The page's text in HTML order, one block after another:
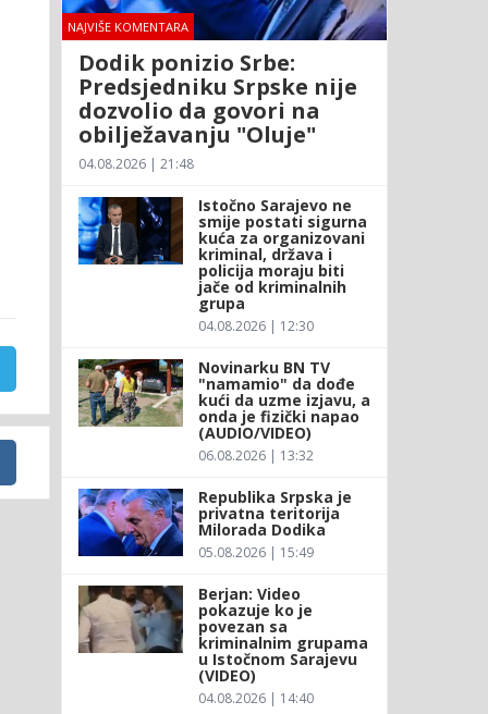
NAJVIŠE KOMENTARA
Dodik ponizio Srbe:
Predsjedniku Srpske nije
dozvolio da govori na
obilježavanju "Oluje"
04.08.2026 | 21:48
Istočno Sarajevo ne
smije postati sigurna
kuća za organizovani
kriminal, država i
policija moraju biti
jače od kriminalnih
grupa
04.08.2026 | 12:30
Novinarku BN TV
"namamio" da dođe
kući da uzme izjavu, a
onda je fizički napao
(AUDIO/VIDEO)
06.08.2026 | 13:32
Republika Srpska je
privatna teritorija
Milorada Dodika
05.08.2026 | 15:49
Berjan: Video
pokazuje ko je
povezan sa
kriminalnim grupama
u Istočnom Sarajevu
(VIDEO)
04.08.2026 | 14:40